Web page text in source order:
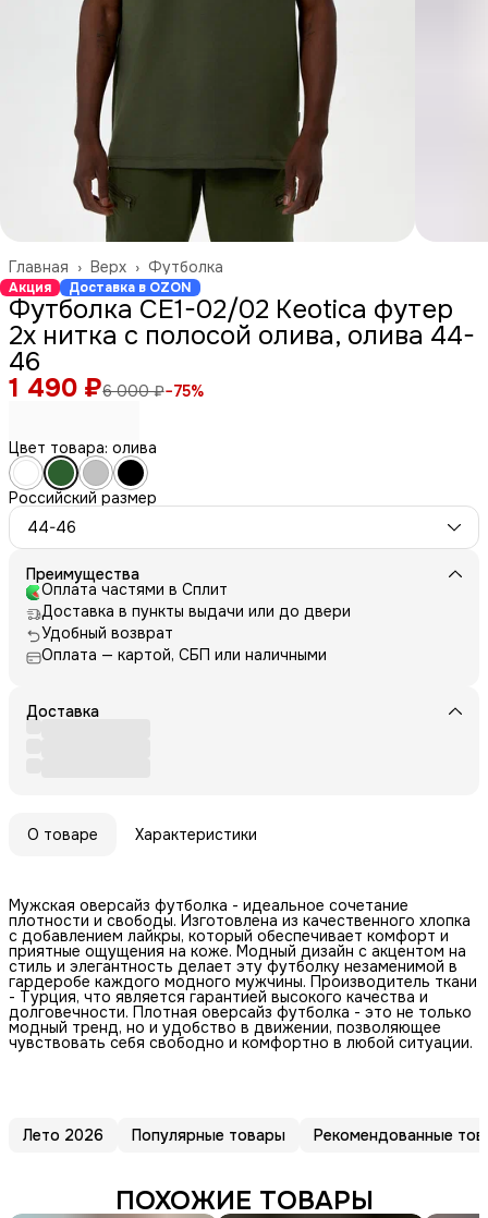
Футболка
Верх ›
Главная ›
Акция Доставка в OZON
Футболка СЕ1-02/02 Keotica футер
2х нитка с полосой олива, олива 44-
46
1 490 ₽6 000 ₽−75%
Цвет товара: олива
Российский размер
44-46
Преимущества
Оплата частями в Сплит
Доставка в пункты выдачи или до двери
Удобный возврат
Оплата — картой, СБП или наличными
Доставка
О товаре Характеристики
Мужская оверсайз футболка - идеальное сочетание
плотности и свободы. Изготовлена из качественного хлопка
с добавлением лайкры, который обеспечивает комфорт и
приятные ощущения на коже. Модный дизайн с акцентом на
стиль и элегантность делает эту футболку незаменимой в
гардеробе каждого модного мужчины. Производитель ткани
- Турция, что является гарантией высокого качества и
долговечности. Плотная оверсайз футболка - это не только
модный тренд, но и удобство в движении, позволяющее
чувствовать себя свободно и комфортно в любой ситуации.
Лето 2026 Популярные товары Рекомендованные
ПОХОЖИЕ ТОВАРЫ